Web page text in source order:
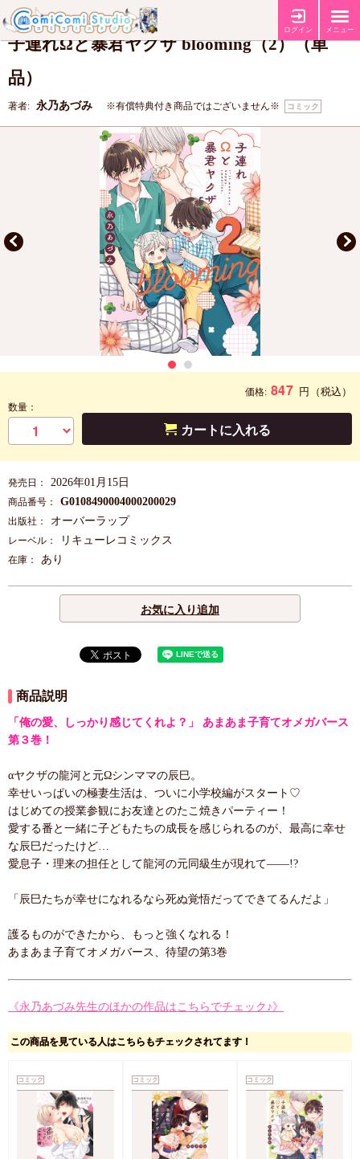
ログイン メニュー
特典 【コミコミ特典8P小冊子】 【店舗共通特典ペーパー】
子連れΩと暴君ヤクザ blooming（2）（単
品）
著者: 永乃あづみ ※有償特典付き商品ではございません※ コミック
価格: 847 円 （税込）
数量：
カートに入れる
発売日： 2026年01月15日
商品番号： G0108490004000200029
出版社： オーバーラップ
レーベル： リキューレコミックス
在庫： あり
お気に入り追加
商品説明
「俺の愛、しっかり感じてくれよ？」 あまあま子育てオメガバース
第３巻！
αヤクザの龍河と元Ωシンママの辰巳。
幸せいっぱいの極妻生活は、ついに小学校編がスタート♡
はじめての授業参観にお友達とのたこ焼きパーティー！
愛する番と一緒に子どもたちの成長を感じられるのが、最高に幸せ
な辰巳だったけど…
愛息子・理来の担任として龍河の元同級生が現れて――!?
「辰巳たちが幸せになれるなら死ぬ覚悟だってできてるんだよ」
護るものができたから、もっと強くなれる！
あまあま子育てオメガバース、待望の第3巻
《永乃あづみ先生のほかの作品はこちらでチェック♪》
この商品を見ている人はこちらもチェックされてます！
コミック コミック コミック